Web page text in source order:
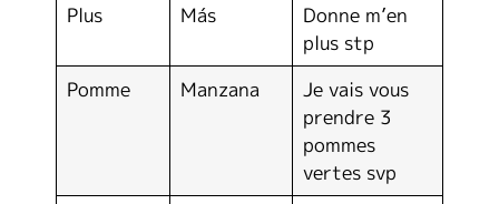
Plus
Más
Donne m’en
plus stp
Pomme
Manzana
Je vais vous
prendre 3
pommes
vertes svp